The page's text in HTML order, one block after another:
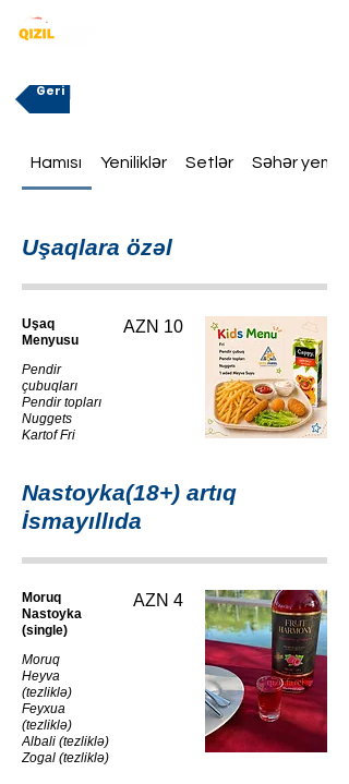
Geri
Hamısı Yeniliklər Setlər Səhər
Uşaqlara özəl
Uşaq
Menyusu
Pendir
çubuqları
Pendir topları
Nuggets
Kartof Fri
AZN 10
Nastoyka(18+) artıq
İsmayıllıda
Moruq
Nastoyka
(single)
Moruq
Heyva
(tezliklə)
Feyxua
(tezliklə)
Albali (tezliklə)
Zogal (tezliklə)
AZN 4